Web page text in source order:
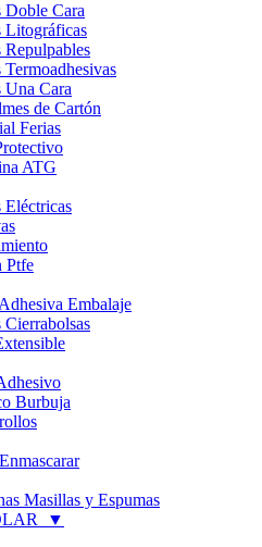
Doble Cara
Litográficas
Repulpables
Termoadhesivas
Una Cara
de Cartón
Ferias
ATG
Eléctricas
Ptfe
Embalaje
Cierrabolsas
Burbuja
Masillas y Espumas
▼